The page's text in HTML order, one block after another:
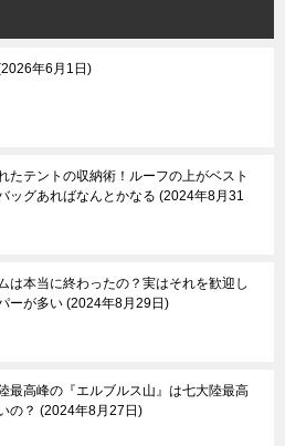
2026年6月1日
たテントの収納術！ルーフの上がベスト
ッグあればなんとかなる 2024年8月31
は本当に終わったの？実はそれを歓迎し
ーが多い 2024年8月29日
最高峰の『エルブルス山』は七大陸最高
の？
2024年8月27日